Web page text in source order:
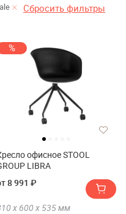
Сбросить фильтры
%
офисное STOOL
LIBRA
8 991 ₽
х 600 х 535мм